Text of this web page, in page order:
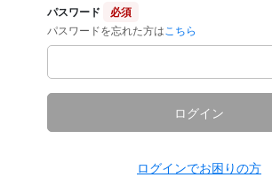
パスワード
必須
パスワードを忘れた方は こちら
ログイン
ログインでお困りの方